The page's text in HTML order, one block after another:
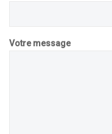
Votre message